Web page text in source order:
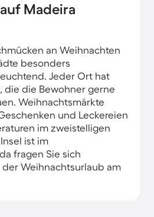
Madeira
an Weihnachten
besonders
Jeder Ort hat
die die Bewohner gerne
Weihnachtsmärkte
und Leckereien
im zweistelligen
ist im
fragen Sie sich
Weihnachtsurlaub am